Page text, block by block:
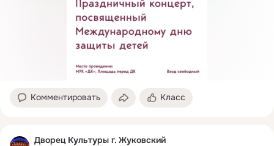
Комментировать Класс
Дворец Культуры г. Жуковский